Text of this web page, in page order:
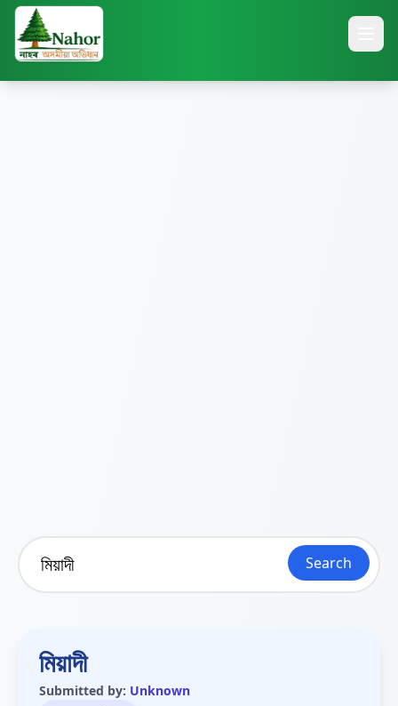
Search
মিয়াদী
Submitted by: Unknown